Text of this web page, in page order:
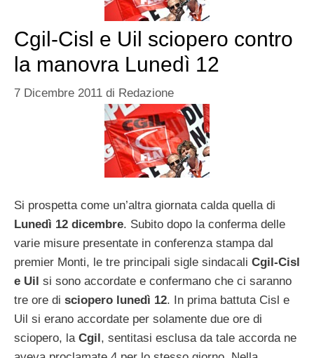
Cgil-Cisl e Uil sciopero contro
la manovra Lunedì 12
7 Dicembre 2011 di Redazione
Si prospetta come un’altra giornata calda quella di
Lunedì 12 dicembre. Subito dopo la conferma delle
varie misure presentate in conferenza stampa dal
premier Monti, le tre principali sigle sindacali Cgil-Cisl
e Uil si sono accordate e confermano che ci saranno
tre ore di sciopero lunedì 12. In prima battuta Cisl e
Uil si erano accordate per solamente due ore di
sciopero, la Cgil, sentitasi esclusa da tale accorda ne